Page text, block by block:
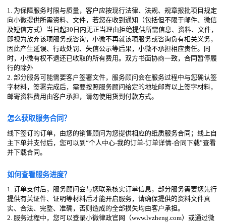
1. 为保障服务时限与质量，客户应按现行法律、法规、规章报批项目规定
向小微提供所需资料、文件，若您在收到通知（包括但不限于邮件、微信
及短信方式）当日起30日内无正当理由拒绝提供所需信息、资料、文件，
即视为放弃该项服务或咨询，小微不再就该项服务或咨询负有相关义务，
因此产生延误、行政处罚、失信公示等后果，小微不承担相应责任。同
时，小微有权不退还已收取的所有费用。双方书面协商一致，合同暂停履
行的除外
2. 部分服务可能需要客户签署文件，服务顾问会在服务过程中与您确认签
字材料，签署完成后，需要按照服务顾问给定的地址邮寄以上签字材料，
邮寄资料费用由客户承担，请勿使用货到付款方式。
怎么获取服务合同？
线下签订的订单，由您的销售顾问为您提供相应的纸质服务合同；线上自
主下单并支付后，您可以到“个人中心-我的订单-订单详情-合同下载”查看
并下载合同。
如何查看服务进度？
1. 订单支付后，服务顾问会与您联系核实订单信息，部分服务需要您先行
提供有关证件、证明等材料后才能开启服务，请确保提供的资料文件真
实、合法、完整、准确，否则造成的全部损失均由客户承担。
2. 服务过程中，您可以登录小微律政官网（www.lvzheng.com）或通过微